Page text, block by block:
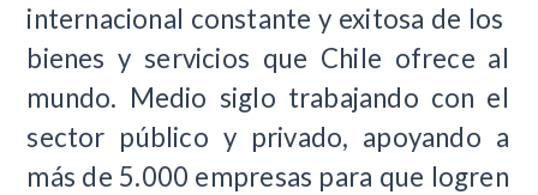
internacional constante y exitosa de los
bienes y servicios que Chile ofrece al
mundo. Medio siglo trabajando con el
sector público y privado, apoyando a
más de 5.000 empresas para que logren